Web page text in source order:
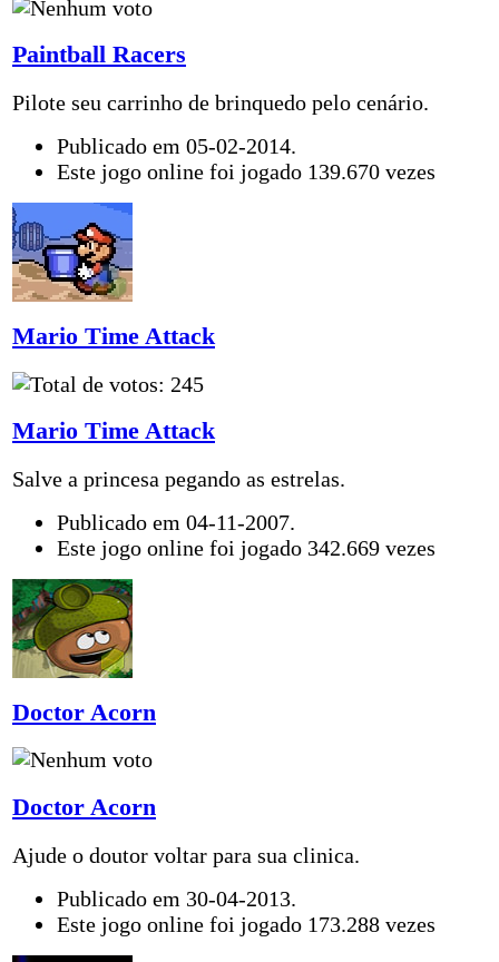
Paintball Racers
Pilote seu carrinho de brinquedo pelo cenário.
Publicado em 05-02-2014.
Este jogo online foi jogado 139.670 vezes
Mario Time Attack
Mario Time Attack
Salve a princesa pegando as estrelas.
Publicado em 04-11-2007.
Este jogo online foi jogado 342.669 vezes
Doctor Acorn
Doctor Acorn
Ajude o doutor voltar para sua clinica.
Publicado em 30-04-2013.
Este jogo online foi jogado 173.288 vezes